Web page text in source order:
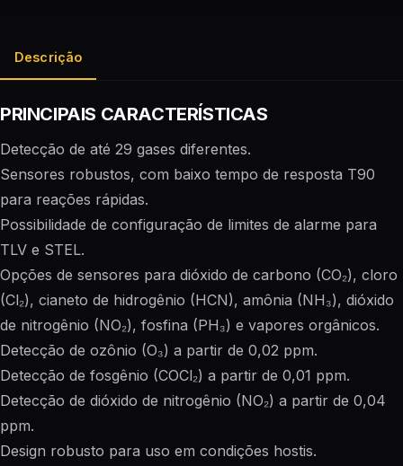
Descrição
PRINCIPAIS CARACTERÍSTICAS
Detecção de até 29 gases diferentes.
Sensores robustos, com baixo tempo de resposta T90
para reações rápidas.
Possibilidade de configuração de limites de alarme para
TLV e STEL.
Opções de sensores para dióxido de carbono (CO₂), cloro
(Cl₂), cianeto de hidrogênio (HCN), amônia (NH₃), dióxido
de nitrogênio (NO₂), fosfina (PH₃) e vapores orgânicos.
Detecção de ozônio (O₃) a partir de 0,02 ppm.
Detecção de fosgênio (COCl₂) a partir de 0,01 ppm.
Detecção de dióxido de nitrogênio (NO₂) a partir de 0,04
ppm.
Design robusto para uso em condições hostis.